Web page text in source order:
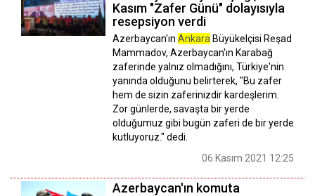
Kasım "Zafer Günü" dolayısıyla
resepsiyon verdi
Azerbaycan'ın Ankara Büyükelçisi Reşad
Mammadov, Azerbaycan'ın Karabağ
zaferinde yalnız olmadığını, Türkiye'nin
yanında olduğunu belirterek, "Bu zafer
hem de sizin zaferinizdir kardeşlerim.
Zor günlerde, savaşta bir yerde
olduğumuz gibi bugün zaferi de bir yerde
kutluyoruz." dedi.
06 Kasım 2021 12:25
Azerbaycan'ın komuta